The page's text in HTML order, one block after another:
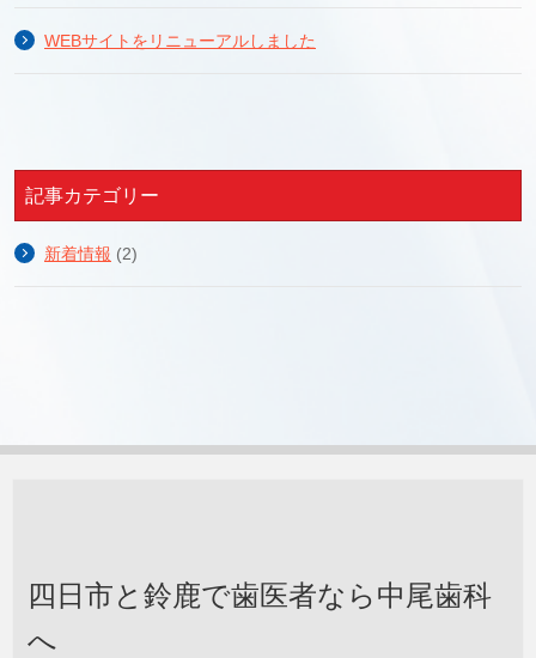
WEBサイトをリニューアルしました
記事カテゴリー
新着情報 (2)
四日市と鈴鹿で歯医者なら中尾歯科
へ